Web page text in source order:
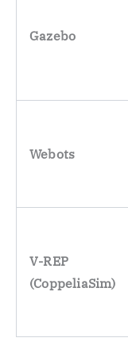
Gazebo
Webots
V-REP
(CoppeliaSim)